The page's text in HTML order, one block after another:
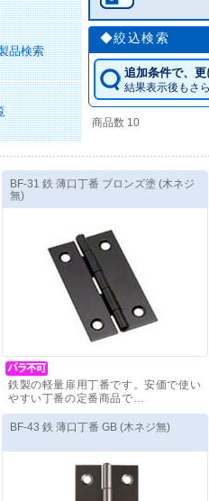
品検索
◆絞込検索
追加条件で、
結果表示後もさ
商品数 10
BF-31 鉄 薄口丁番 ブロンズ塗 (木ネジ
無)
鉄製の軽量扉用丁番です。安価で使い
やすい丁番の定番商品で…
価格(税抜)：180 円～
BF-43 鉄 薄口丁番 GB (木ネジ無)